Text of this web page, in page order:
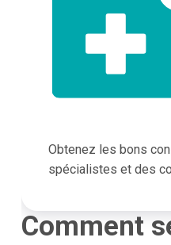
Obtenez les bons
spécialistes et des
Comment